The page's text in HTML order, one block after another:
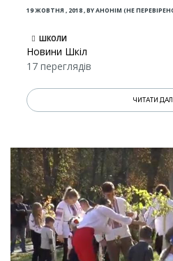
19 ЖОВТНЯ , 2018,BYАНОНІМ (НЕ
ШКОЛИ
Новини Шкіл
17 переглядів
ЧИТАТИ